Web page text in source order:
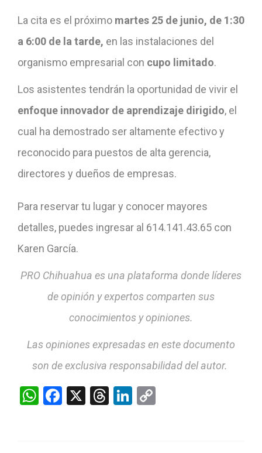
La cita es el próximo martes 25 de junio, de 1:30
a 6:00 de la tarde, en las instalaciones del
organismo empresarial con cupo limitado.
Los asistentes tendrán la oportunidad de vivir el
enfoque innovador de aprendizaje dirigido, el
cual ha demostrado ser altamente efectivo y
reconocido para puestos de alta gerencia,
directores y dueños de empresas.
Para reservar tu lugar y conocer mayores
detalles, puedes ingresar al 614.141.43.65 con
Karen García.
PRO Chihuahua es una plataforma donde líderes
de opinión y expertos comparten sus
conocimientos y opiniones.
Las opiniones expresadas en este documento
son de exclusiva responsabilidad del autor.
WhatsApp
Facebook
X Threads
LinkedIn